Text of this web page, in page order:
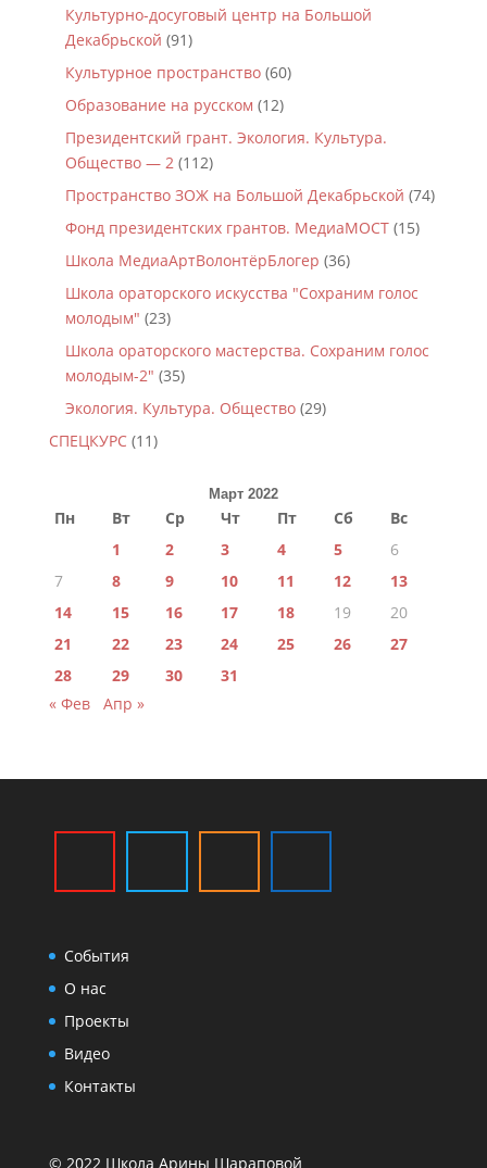
Культурно-досуговый центр на Большой
Декабрьской (91)
Культурное пространство(60)
Образование на русском (12)
Президентский грант. Экология. Культура.
Общество — 2(112)
Пространство ЗОЖ на Большой Декабрьской (74)
Фонд президентских грантов. МедиаМОСТ(15)
Школа МедиаАртВолонтёрБлогер (36)
Школа ораторского искусства "Сохраним голос
молодым" (23)
Школа ораторского мастерства. Сохраним голос
молодым-2" (35)
Экология. Культура. Общество(29)
СПЕЦКУРС(11)
Март 2022
Пн Вт Ср Чт Пт Сб
Вс
1
2 3 4 5
6
7
8 9 10 11 12
13
14
15 16 17 18 19
20
21
22 23 24 25 26
27
28
29 30
31
« Фев
Апр »
События
О нас
Проекты
Видео
Контакты
© 2022 Школа Арины Шараповой